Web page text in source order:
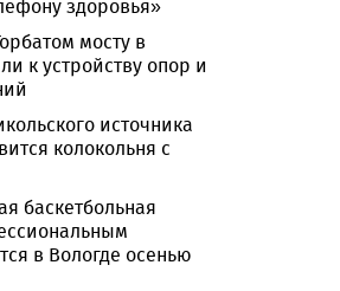
здоровья»
мосту в
к устройству опор и
источника
колокольня с
баскетбольная
в Вологде осенью